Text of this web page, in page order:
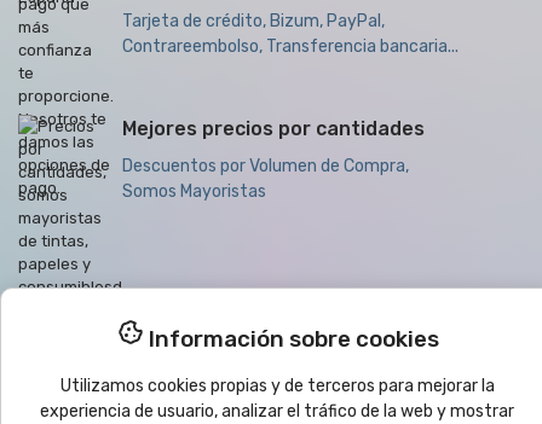
Tarjeta de crédito, Bizum, PayPal,
Contrareembolso, Transferencia bancaria...
Mejores precios por cantidades
Descuentos por Volumen de Compra,
Somos Mayoristas
Ayuda
Información sobre cookies
Utilizamos cookies propias y de terceros para mejorar la
experiencia de usuario, analizar el tráfico de la web y mostrar